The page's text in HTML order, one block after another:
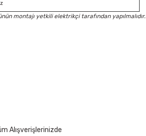
montajı yetkili elektrikçi tarafından yapılmalıdır.
Alışverişlerinizde